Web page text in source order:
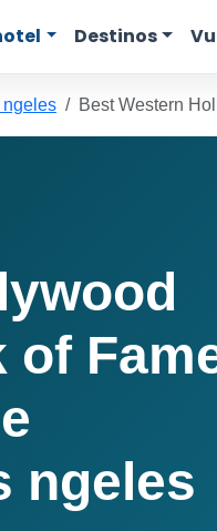
Destinos
ngeles Best Western
of
ngeles